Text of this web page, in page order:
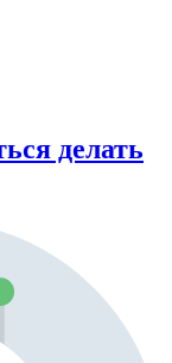
делать